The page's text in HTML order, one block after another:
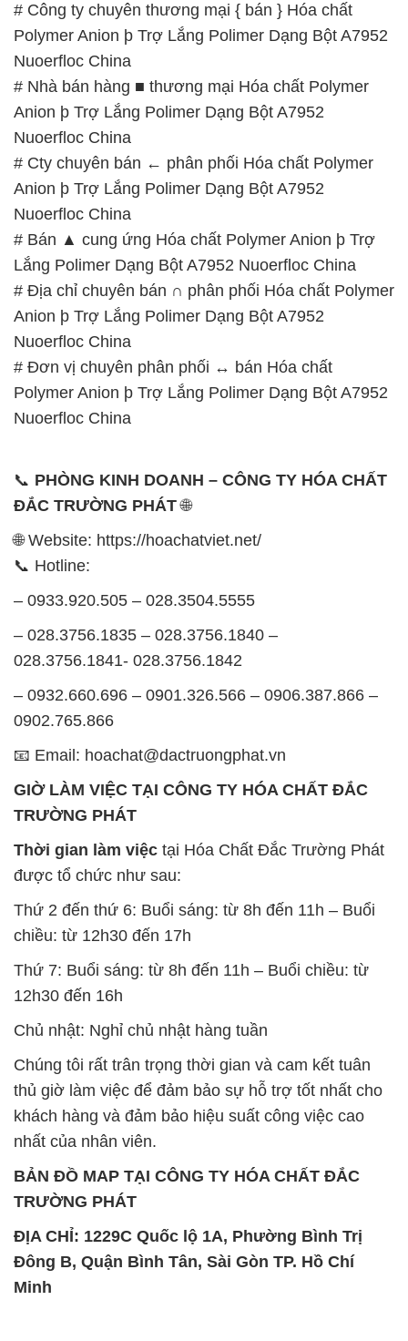
# Công ty chuyên thương mại { bán } Hóa chất
Polymer Anion þ Trợ Lắng Polimer Dạng Bột A7952
Nuoerfloc China
# Nhà bán hàng ■ thương mại Hóa chất Polymer
Anion þ Trợ Lắng Polimer Dạng Bột A7952
Nuoerfloc China
# Cty chuyên bán ← phân phối Hóa chất Polymer
Anion þ Trợ Lắng Polimer Dạng Bột A7952
Nuoerfloc China
# Bán ▲ cung ứng Hóa chất Polymer Anion þ Trợ
Lắng Polimer Dạng Bột A7952 Nuoerfloc China
# Địa chỉ chuyên bán ∩ phân phối Hóa chất Polymer
Anion þ Trợ Lắng Polimer Dạng Bột A7952
Nuoerfloc China
# Đơn vị chuyên phân phối ↔ bán Hóa chất
Polymer Anion þ Trợ Lắng Polimer Dạng Bột A7952
Nuoerfloc China
📞 PHÒNG KINH DOANH – CÔNG TY HÓA CHẤT
ĐẮC TRƯỜNG PHÁT🌐
🌐 Website: https://hoachatviet.net/
📞 Hotline:
– 0933.920.505 – 028.3504.5555
– 028.3756.1835 – 028.3756.1840 –
028.3756.1841- 028.3756.1842
– 0932.660.696 – 0901.326.566 – 0906.387.866 –
0902.765.866
📧 Email: hoachat@dactruongphat.vn
GIỜ LÀM VIỆC TẠI CÔNG TY HÓA CHẤT ĐẮC
TRƯỜNG PHÁT
Thời gian làm việc tại Hóa Chất Đắc Trường Phát
được tổ chức như sau:
Thứ 2 đến thứ 6: Buổi sáng: từ 8h đến 11h – Buổi
chiều: từ 12h30 đến 17h
Thứ 7: Buổi sáng: từ 8h đến 11h – Buổi chiều: từ
12h30 đến 16h
Chủ nhật: Nghỉ chủ nhật hàng tuần
Chúng tôi rất trân trọng thời gian và cam kết tuân
thủ giờ làm việc để đảm bảo sự hỗ trợ tốt nhất cho
khách hàng và đảm bảo hiệu suất công việc cao
nhất của nhân viên.
BẢN ĐỒ MAP TẠI CÔNG TY HÓA CHẤT ĐẮC
TRƯỜNG PHÁT
ĐỊA CHỈ: 1229C Quốc lộ 1A, Phường Bình Trị
Đông B, Quận Bình Tân, Sài Gòn TP. Hồ Chí
Minh